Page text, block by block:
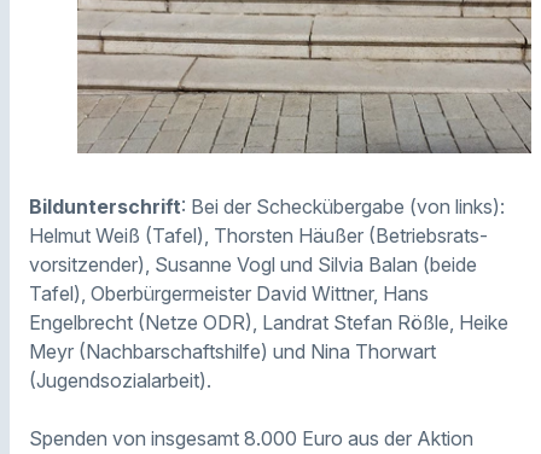
Bildunterschrift: Bei der Scheckübergabe (von links):
Helmut Weiß (Tafel), Thorsten Häußer (Betriebsrats-
vorsitzender), Susanne Vogl und Silvia Balan (beide
Tafel), Oberbürgermeister David Wittner, Hans
Engelbrecht (Netze ODR), Landrat Stefan Rößle, Heike
Meyr (Nachbarschaftshilfe) und Nina Thorwart
(Jugendsozialarbeit).
Spenden von insgesamt 8.000 Euro aus der Aktion